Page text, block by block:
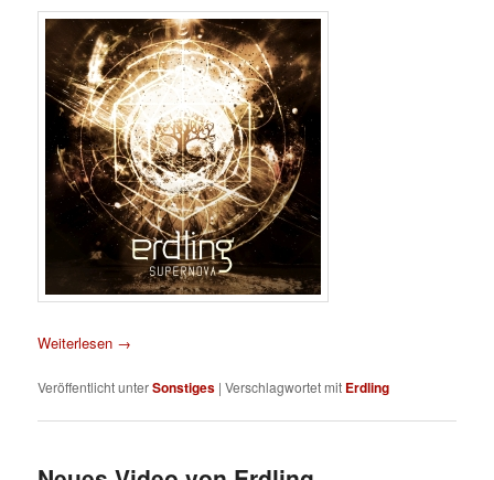
Weiterlesen →
Veröffentlicht unterSonstiges |Verschlagwortet mit Erdling